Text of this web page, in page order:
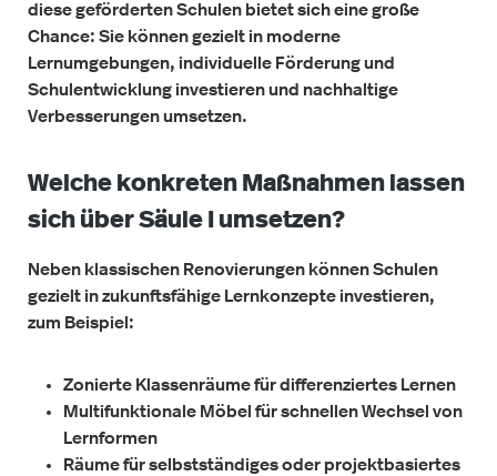
diese geförderten Schulen bietet sich eine große
Chance: Sie können gezielt in moderne
Lernumgebungen, individuelle Förderung und
Schulentwicklung investieren und nachhaltige
Verbesserungen umsetzen.
Welche konkreten Maßnahmen lassen
sich über Säule I umsetzen?
Neben klassischen Renovierungen können Schulen
gezielt in zukunftsfähige Lernkonzepte investieren,
zum Beispiel:
Zonierte Klassenräume für differenziertes Lernen
Multifunktionale Möbel für schnellen Wechsel von
Lernformen
Räume für selbstständiges oder projektbasiertes